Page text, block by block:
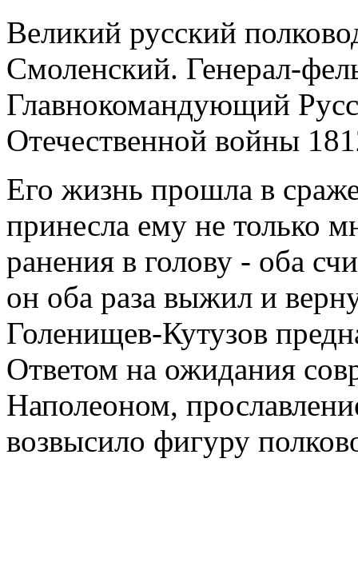
Великий русский
Смоленский. Генерал-
Главнокомандующий
Отечественной войны
Его жизнь прошла в
принесла ему не только
ранения в голову - оба
он оба раза выжил и
Голенищев-Кутузов
Ответом на ожидания
Наполеоном,
возвысило фигуру